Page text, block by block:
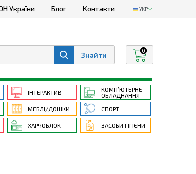
України Блог Контакти УКР
0
ІНТЕРАКТИВ
КОМП’ЮТЕРНЕ
ОБЛАДНАННЯ
МЕБЛІ/ДОШКИ СПОРТ
ХАРЧОБЛОК ЗАСОБИ ГІГІЄНИ